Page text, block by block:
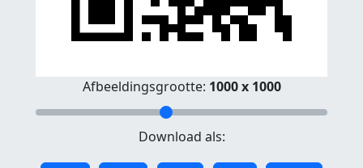
Afbeeldingsgrootte: 1000 x 1000
Download als: